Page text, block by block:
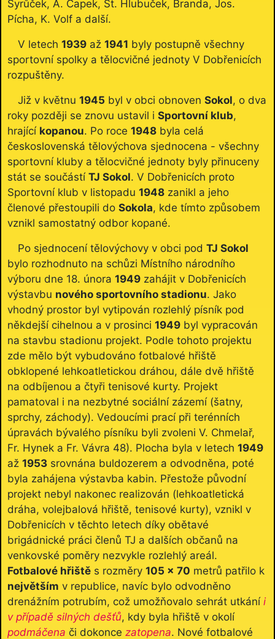
Syrůček, A. Čapek, St. Hlubuček, Branda, Jos.
Pícha, K. Volf a další.
V letech 1939 až 1941 byly postupně všechny
sportovní spolky a tělocvičné jednoty V Dobřenicích
rozpuštěny.
Již v květnu 1945 byl v obci obnoven Sokol, o dva
roky později se znovu ustavil i Sportovní klub,
hrající kopanou. Po roce 1948 byla celá
československá tělovýchova sjednocena - všechny
sportovní kluby a tělocvičné jednoty byly přinuceny
stát se součástí TJ Sokol. V Dobřenicích proto
Sportovní klub v listopadu 1948 zanikl a jeho
členové přestoupili do Sokola, kde tímto způsobem
vznikl samostatný odbor kopané.
Po sjednocení tělovýchovy v obci pod TJ Sokol
bylo rozhodnuto na schůzi Místního národního
výboru dne 18. února 1949 zahájit v Dobřenicích
výstavbu nového sportovního stadionu. Jako
vhodný prostor byl vytipován rozlehlý písník pod
někdejší cihelnou a v prosinci 1949 byl vypracován
na stavbu stadionu projekt. Podle tohoto projektu
zde mělo být vybudováno fotbalové hřiště
obklopené lehkoatletickou dráhou, dále dvě hřiště
na odbíjenou a čtyři tenisové kurty. Projekt
pamatoval i na nezbytné sociální zázemí (šatny,
sprchy, záchody). Vedoucími prací při terénních
úpravách bývalého písníku byli zvoleni V. Chmelař,
Fr. Hynek a Fr. Vávra 48). Plocha byla v letech 1949
až 1953 srovnána buldozerem a odvodněna, poté
byla zahájena výstavba kabin. Přestože původní
projekt nebyl nakonec realizován (lehkoatletická
dráha, volejbalová hřiště, tenisové kurty), vznikl v
Dobřenicích v těchto letech díky obětavé
brigádnické práci členů TJ a dalších občanů na
venkovské poměry nezvykle rozlehlý areál.
Fotbalové hřiště s rozměry 105 x 70 metrů patřilo k
největším v republice, navíc bylo odvodněno
drenážním potrubím, což umožňovalo sehrát utkání i
v případě silných dešťů, kdy byla hřiště v okolí
podmáčena či dokonce zatopena. Nové fotbalové